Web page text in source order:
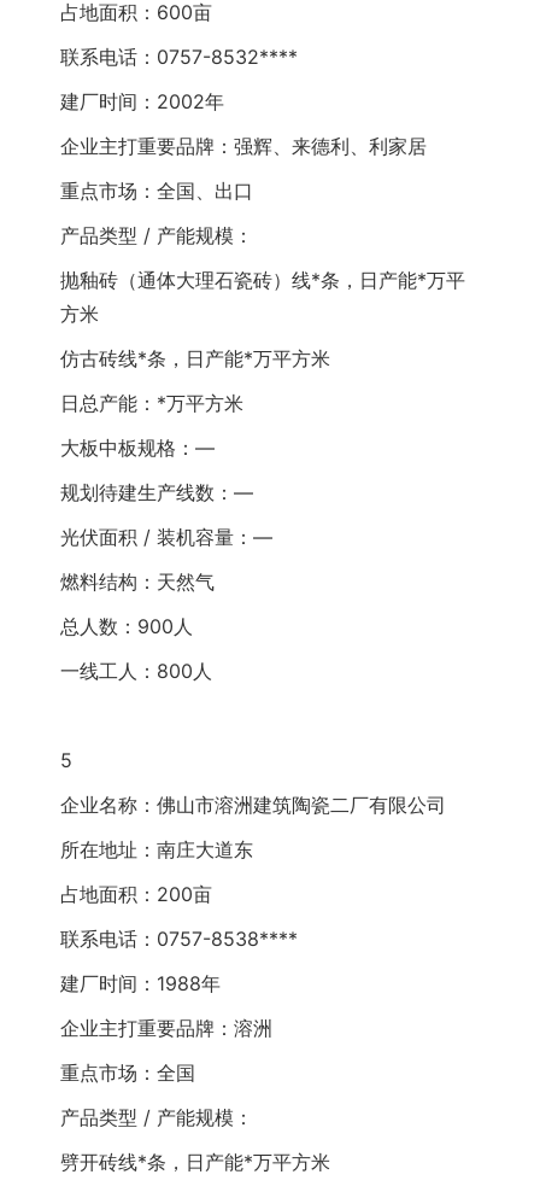
占地面积：600亩
联系电话：0757-8532****
建厂时间：2002年
企业主打重要品牌：强辉、来德利、利家居
重点市场：全国、出口
产品类型 / 产能规模：
抛釉砖（通体大理石瓷砖）线*条，日产能*万平
方米
仿古砖线*条，日产能*万平方米
日总产能：*万平方米
大板中板规格：—
规划待建生产线数：—
光伏面积 / 装机容量：—
燃料结构：天然气
总人数：900人
一线工人：800人
5
企业名称：佛山市溶洲建筑陶瓷二厂有限公司
所在地址：南庄大道东
占地面积：200亩
联系电话：0757-8538****
建厂时间：1988年
企业主打重要品牌：溶洲
重点市场：全国
产品类型 / 产能规模：
劈开砖线*条，日产能*万平方米